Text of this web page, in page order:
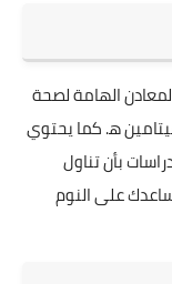
الهامة لصحة
ه‍. كما يحتوي
بأن تناول
على النوم